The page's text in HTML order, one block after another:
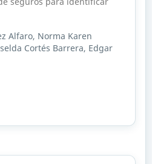
Alfaro, Norma Karen
Cortés Barrera, Edgar